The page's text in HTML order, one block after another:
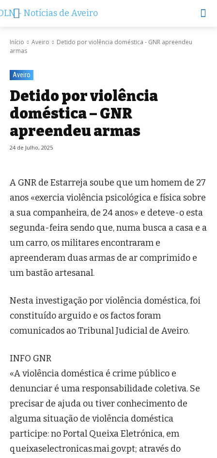
Início Aveiro
Detido por violência doméstica - GNR apreendeu
armas
Aveiro
Detido por violência
doméstica – GNR
apreendeu armas
24 de Julho, 2025
A GNR de Estarreja soube que um homem de 27
anos «exercia violência psicológica e física sobre
a sua companheira, de 24 anos» e deteve-o esta
segunda-feira sendo que, numa busca a casa e a
um carro, os militares encontraram e
apreenderam duas armas de ar comprimido e
um bastão artesanal.
Nesta investigação por violência doméstica, foi
constituído arguido e os factos foram
comunicados ao Tribunal Judicial de Aveiro.
INFO GNR
«A violência doméstica é crime público e
denunciar é uma responsabilidade coletiva. Se
precisar de ajuda ou tiver conhecimento de
alguma situação de violência doméstica
participe: no Portal Queixa Eletrónica, em
queixaselectronicas.mai.gov.pt; através do